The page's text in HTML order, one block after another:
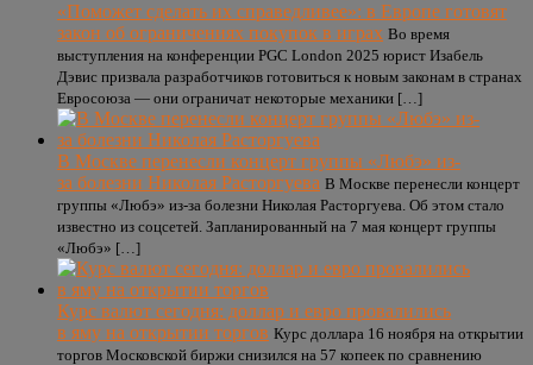
«Поможет сделать их справедливее»: в Европе готовят
закон об ограничениях покупок в играх Во время
выступления на конференции PGC London 2025 юрист Изабель
Дэвис призвала разработчиков готовиться к новым законам в странах
Евросоюза — они ограничат некоторые механики […]
В Москве перенесли концерт группы «Любэ» из-
за болезни Николая Расторгуева В Москве перенесли концерт
группы «Любэ» из-за болезни Николая Расторгуева. Об этом стало
известно из соцсетей. Запланированный на 7 мая концерт группы
«Любэ» […]
Курс валют сегодня: доллар и евро провалились
в яму на открытии торгов Курс доллара 16 ноября на открытии
торгов Московской биржи снизился на 57 копеек по сравнению